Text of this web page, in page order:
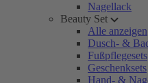
Nagellack
Beauty Set
Alle anzeigen
Dusch- &
Fußpflegesets
Geschenksets
Hand- &